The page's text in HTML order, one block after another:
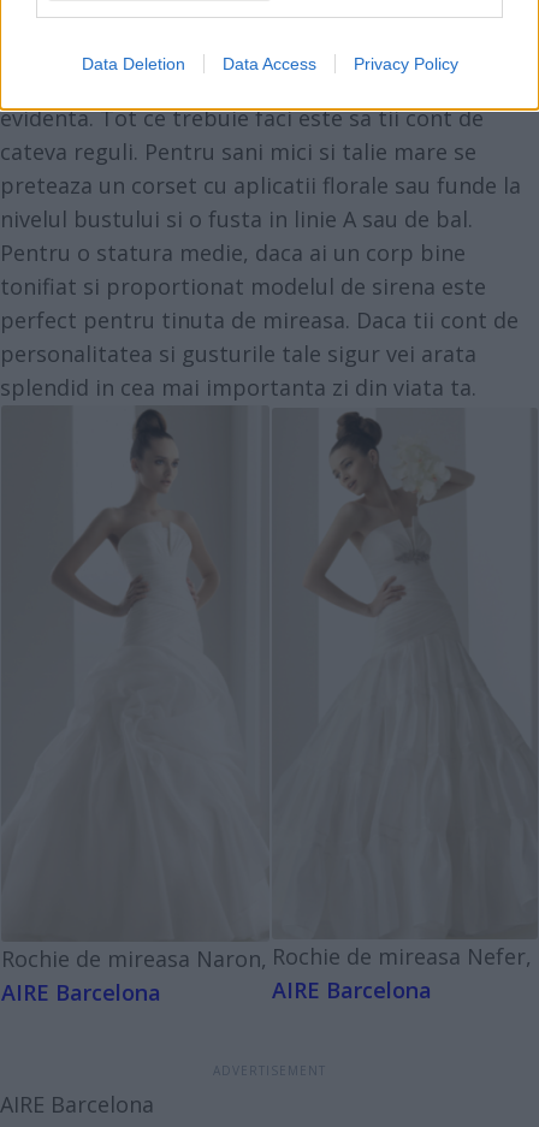
Data Deletion Data Access Privacy Policy
mireasa. Este adevarat ca nu atat de multe, insa si
ele se pot confrunta cu forme ale corpului mai
evidenta. Tot ce trebuie faci este sa tii cont de
cateva reguli. Pentru sani mici si talie mare se
preteaza un corset cu aplicatii florale sau funde la
nivelul bustului si o fusta in linie A sau de bal.
Pentru o statura medie, daca ai un corp bine
tonifiat si proportionat modelul de sirena este
perfect pentru tinuta de mireasa. Daca tii cont de
personalitatea si gusturile tale sigur vei arata
splendid in cea mai importanta zi din viata ta.
Rochie de mireasa Naron,
AIRE Barcelona
Rochie de mireasa Nefer,
AIRE Barcelona
AIRE Barcelona